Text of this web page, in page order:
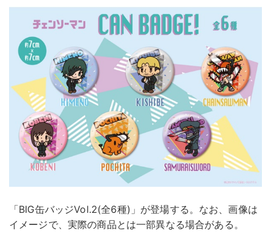
「BIG缶バッジVol.2(全6種)」が登場する。なお、画像は
イメージで、実際の商品とは一部異なる場合がある。